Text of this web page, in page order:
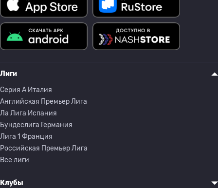
Лиги
Серия A Италия
Английская Премьер Лига
Ла Лига Испания
Бундеслига Германия
Лига 1 Франция
Российская Премьер Лига
Все лиги
Клубы